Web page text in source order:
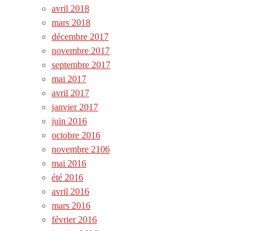
avril 2018
mars 2018
décembre 2017
novembre 2017
septembre 2017
mai 2017
avril 2017
janvier 2017
juin 2016
octobre 2016
novembre 2106
mai 2016
été 2016
avril 2016
mars 2016
février 2016